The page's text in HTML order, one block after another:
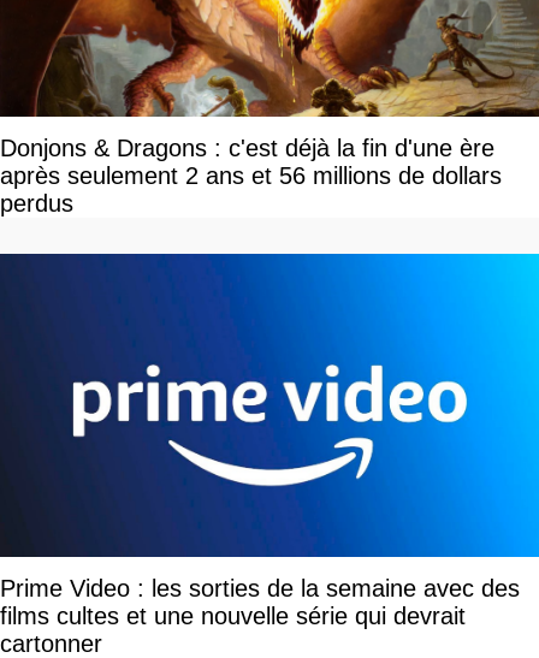
Donjons & Dragons : c'est déjà la fin d'une ère
après seulement 2 ans et 56 millions de dollars
perdus
Prime Video : les sorties de la semaine avec des
films cultes et une nouvelle série qui devrait
cartonner